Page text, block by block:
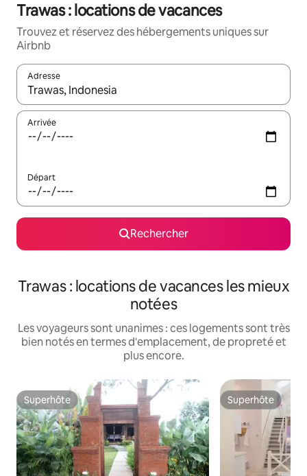
Trawas : locations de vacances
Trouvez et réservez des hébergements uniques sur
Airbnb
Adresse
Lorsque les résultats s'affichent, utilisez les flèches vers le
Arrivée
Départ
Rechercher
Trawas : locations de vacances les mieux
notées
Les voyageurs sont unanimes : ces logements sont très
bien notés en termes d'emplacement, de propreté et
plus encore.
Superhôte
Superhôte Superhôte
Superhôte